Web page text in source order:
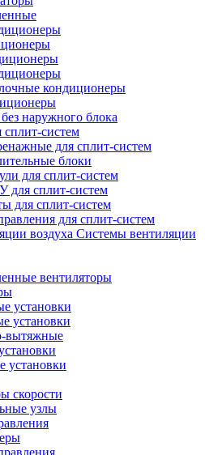
кондиционеры
наружного блока
сплит-систем
для сплит-систем
блоки
для сплит-систем
для сплит-систем
для сплит-систем
для сплит-систем
Системы вентиляции
вентиляторы
установки
установки
вытяжные
установки
скорости
узлы